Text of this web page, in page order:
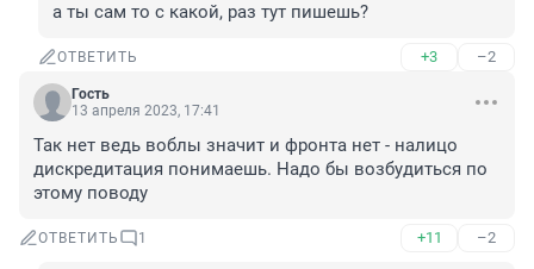
а ты сам то с какой, раз тут пишешь?
ОТВЕТИТЬ +3 –2
Гость
13 апреля 2023, 17:41
Так нет ведь воблы значит и фронта нет - налицо
дискредитация понимаешь. Надо бы возбудиться по
этому поводу
ОТВЕТИТЬ 1 +11 –2